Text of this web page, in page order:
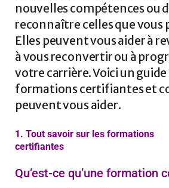
nouvelles compétences ou
reconnaître celles que vous
Elles peuvent vous aider à
à vous reconvertir ou à
votre carrière. Voici un
formations certifiantes et
peuvent vous aider.
1. Tout savoir sur les formations
certifiantes
Qu’est-ce qu’une formation